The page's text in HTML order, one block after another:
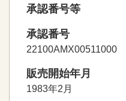
承認番号等
承認番号
22100AMX00511000
販売開始年月
1983年2月